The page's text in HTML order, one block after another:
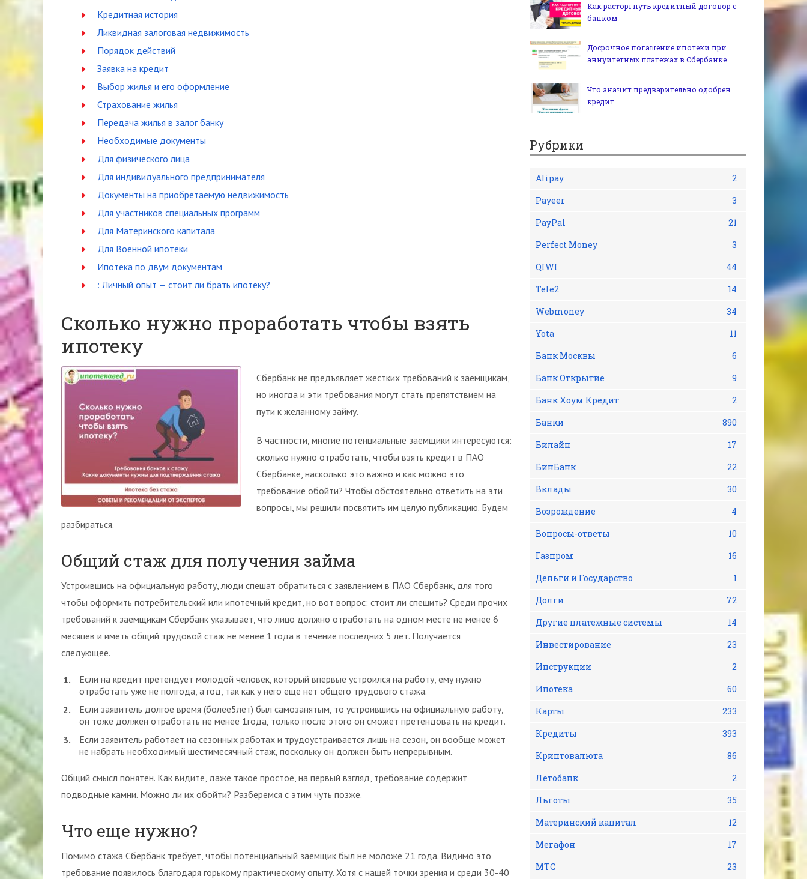
Кредитная история
Ликвидная залоговая недвижимость
Порядок действий
Заявка на кредит
Выбор жилья и его оформление
Страхование жилья
Передача жилья в залог банку
Необходимые документы
Для физического лица
Для индивидуального предпринимателя
Документы на приобретаемую недвижимость
Для участников специальных программ
Для Материнского капитала
Для Военной ипотеки
Ипотека по двум документам
: Личный опыт — стоит ли брать ипотеку?
Сколько нужно проработать чтобы взять
ипотеку
Сбербанк не предъявляет жестких требований к заемщикам,
но иногда и эти требования могут стать препятствием на
пути к желанному займу.
В частности, многие потенциальные заемщики интересуются:
сколько нужно отработать, чтобы взять кредит в ПАО
Сбербанке, насколько это важно и как можно это
требование обойти? Чтобы обстоятельно ответить на эти
вопросы, мы решили посвятить им целую публикацию. Будем
разбираться.
Общий стаж для получения займа
Устроившись на официальную работу, люди спешат обратиться с заявлением в ПАО Сбербанк, для того
чтобы оформить потребительский или ипотечный кредит, но вот вопрос: стоит ли спешить? Среди прочих
требований к заемщикам Сбербанк указывает, что лицо должно отработать на одном месте не менее 6
месяцев и иметь общий трудовой стаж не менее 1 года в течение последних 5 лет. Получается
следующее.
Если на кредит претендует молодой человек, который впервые устроился на работу, ему нужно
отработать уже не полгода, а год, так как у него еще нет общего трудового стажа.
Если заявитель долгое время (более5лет) был самозанятым, то устроившись на официальную работу,
он тоже должен отработать не менее 1года, только после этого он сможет претендовать на кредит.
Если заявитель работает на сезонных работах и трудоустраивается лишь на сезон, он вообще может
не набрать необходимый шестимесячный стаж, поскольку он должен быть непрерывным.
Общий смысл понятен. Как видите, даже такое простое, на первый взгляд, требование содержит
подводные камни. Можно ли их обойти? Разберемся с этим чуть позже.
Что еще нужно?
Помимо стажа Сбербанк требует, чтобы потенциальный заемщик был не моложе 21 года. Видимо это
требование появилось благодаря горькому практическому опыту. Хотя с нашей точки зрения и среди 30-40
Как расторгнуть кредитный договор с
банком
Досрочное погашение ипотеки при
аннуитетных платежах в Сбербанке
Что значит предварительно одобрен
кредит
Рубрики
Alipay
2
Payeer
3
PayPal
21
Perfect Money
3
QIWI
44
Tele2
14
Webmoney
34
Yota
11
Банк Москвы
6
Банк Открытие
9
Банк Хоум Кредит
2
Банки
890
Билайн
17
БинБанк
22
Вклады
30
Возрождение
4
Вопросы-ответы
10
Газпром
16
Деньги и Государство
1
Долги
72
Другие платежные системы
14
Инвестирование
23
Инструкции
2
Ипотека
60
Карты
233
Кредиты
393
Криптовалюта
86
Летобанк
2
Льготы
35
Материнский капитал
12
Мегафон
17
МТС
23